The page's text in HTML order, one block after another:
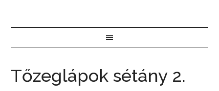
Tőzeglápok sétány 2.